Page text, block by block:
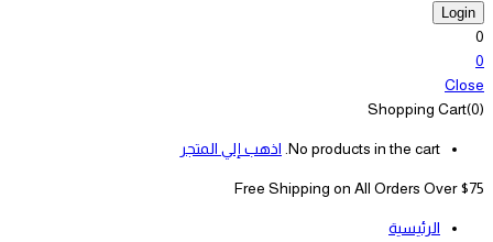
0
0
Close
Shopping Cart(0)
No products in the cart. اذهب إلي المتجر
Free Shipping on All Orders Over $75
الرئيسية